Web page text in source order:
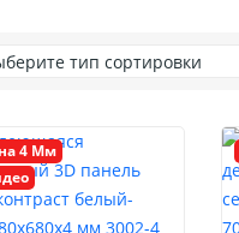
тип сортировки
4 Мм